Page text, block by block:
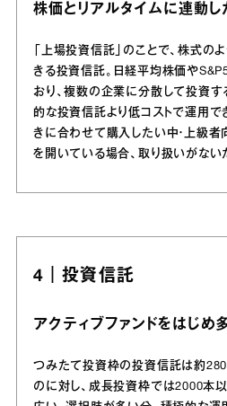
株価とリアルタイムに連動
「上場投資信託」のことで、株式の
きる投資信託。日経平均株価や
おり、複数の企業に分散して投資す
的な投資信託より低コストで運用で
きに合わせて購入したい中・上級者
を開いている場合、取り扱いがない
4｜投資信託
アクティブファンドをはじめ
つみたて投資枠の投資信託は約
のに対し、成長投資枠では2000本